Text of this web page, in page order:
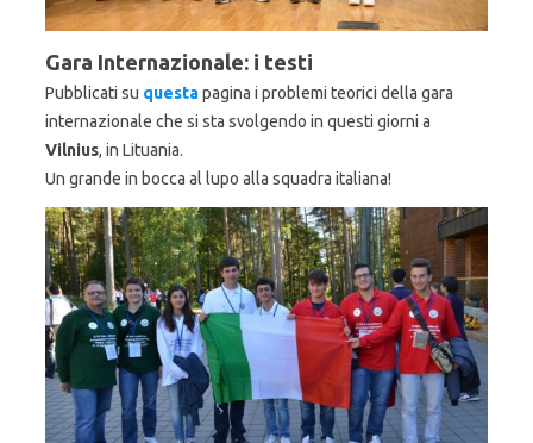
Gara Internazionale: i testi
Pubblicati su questapagina i problemi teorici della gara
internazionale che si sta svolgendo in questi giorni a
Vilnius, in Lituania.
Un grande in bocca al lupo alla squadra italiana!